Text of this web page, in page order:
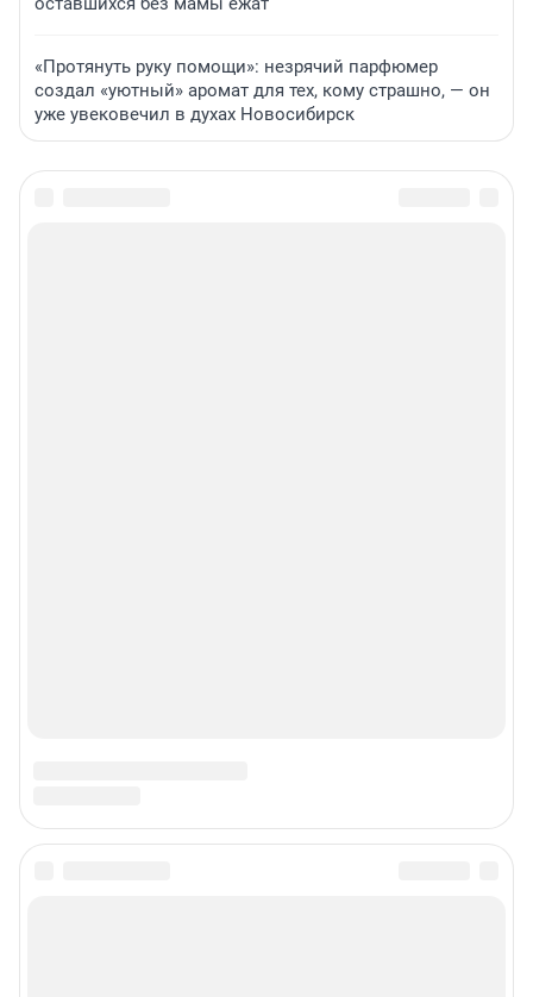
«Протянуть руку помощи»: незрячий парфюмер
создал «уютный» аромат для тех, кому страшно, — он
уже увековечил в духах Новосибирск